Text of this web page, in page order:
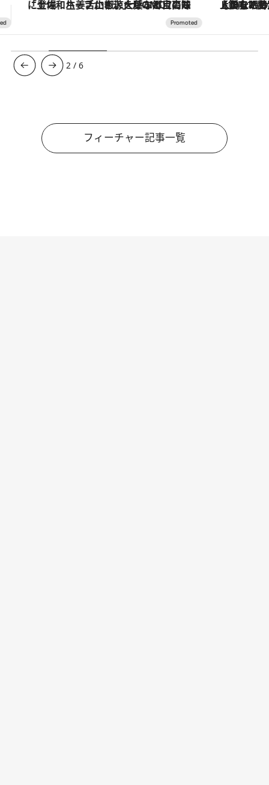
【銀座で出合う最旬美容】美髪ケアや上質な眠り…セルフケアのアップデートから、特別な名入れギフトまで。大人のための「ReFa GINZA」クルーズ ヴァシュロン・コンスタンタ
3 /6
フィーチャー記事一覧